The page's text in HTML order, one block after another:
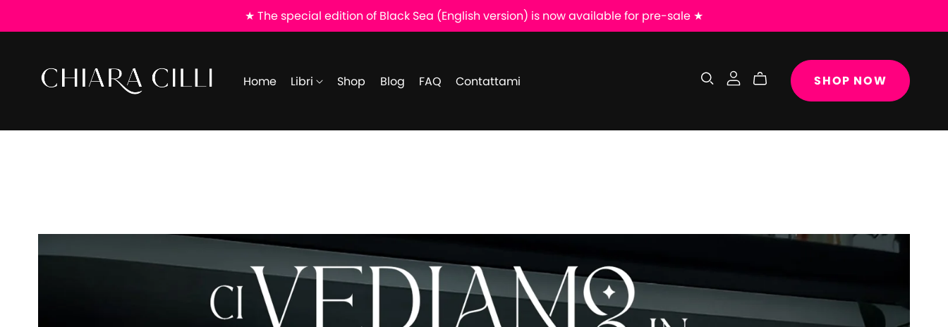
★ The special edition of Black Sea (English version) is now available for pre-sale ★
Home Libri Shop Blog FAQ Contattami SHOP NOW